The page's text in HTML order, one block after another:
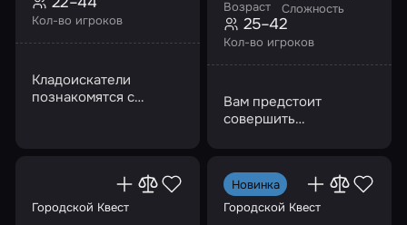
Кол-во игроков
Кладоискатели
познакомятся с
Возраст Сложность
Кол-во игроков
25–42
Вам предстоит
совершить
качестве настоящих
сыщиков
Городской Квест
Новинка
Городской Квест